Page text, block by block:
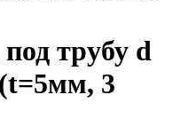
трубу d
3